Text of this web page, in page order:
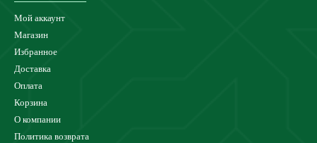
Мой аккаунт
Магазин
Избранное
Доставка
Оплата
Корзина
О компании
Политика возврата